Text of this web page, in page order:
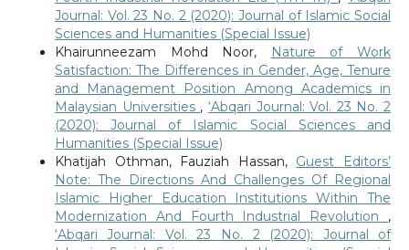
Journal: Vol. 23 No. 2 (2020): Journal of Islamic Social
Sciences and Humanities (Special Issue)
Khairunneezam Mohd Noor,
Nature of Work
Satisfaction: The Differences in Gender, Age, Tenure
and Management Position Among Academics in
Malaysian Universities , ‘Abqari Journal: Vol. 23 No. 2
(2020): Journal of Islamic Social Sciences and
Humanities (Special Issue)
Khatijah Othman, Fauziah Hassan, Guest Editors’
Note: The Directions And Challenges Of Regional
Islamic Higher Education Institutions Within The
Modernization And Fourth Industrial Revolution ,
‘Abqari Journal: Vol. 23 No. 2 (2020): Journal of